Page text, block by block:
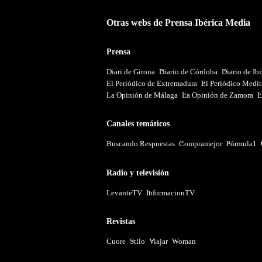
Otras webs de Prensa Ibérica Media
Prensa
Diari de Girona Diario de Córdoba Diario de
El Periódico de Extremadura El Periódico
La Opinión de Málaga La Opinión de Zamora
Canales temáticos
Buscando Respuestas Compramejor Fórmula1
Radio y televisión
LevanteTV InformacionTV
Revistas
Cuore Stilo Viajar Woman